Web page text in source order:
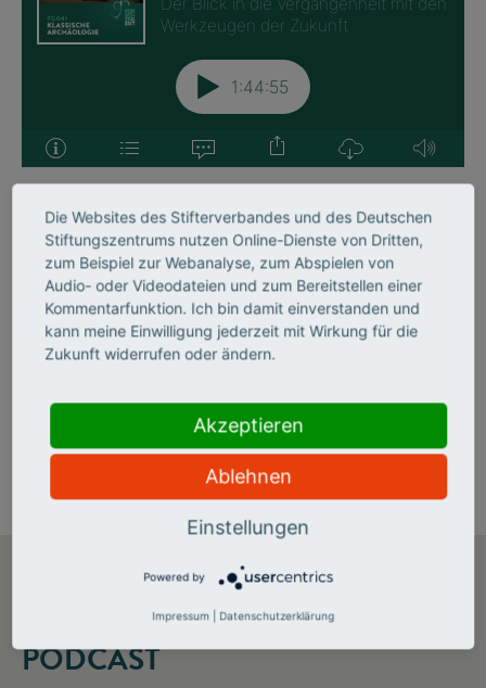
DER FORSCHERGEIST-
PODCAST
Die Websites des Stifterverbandes und des Deutschen
Stiftungszentrums nutzen Online-Dienste von Dritten,
zum Beispiel zur Webanalyse, zum Abspielen von
Audio- oder Videodateien und zum Bereitstellen einer
Kommentarfunktion. Ich bin damit einverstanden und
kann meine Einwilligung jederzeit mit Wirkung für die
Zukunft widerrufen oder ändern.
Akzeptieren
Ablehnen
Einstellungen
Powered by
Impressum Datenschutzerklärung